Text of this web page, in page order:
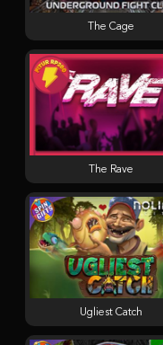
The Cage
Ugliest Catch
The Rave